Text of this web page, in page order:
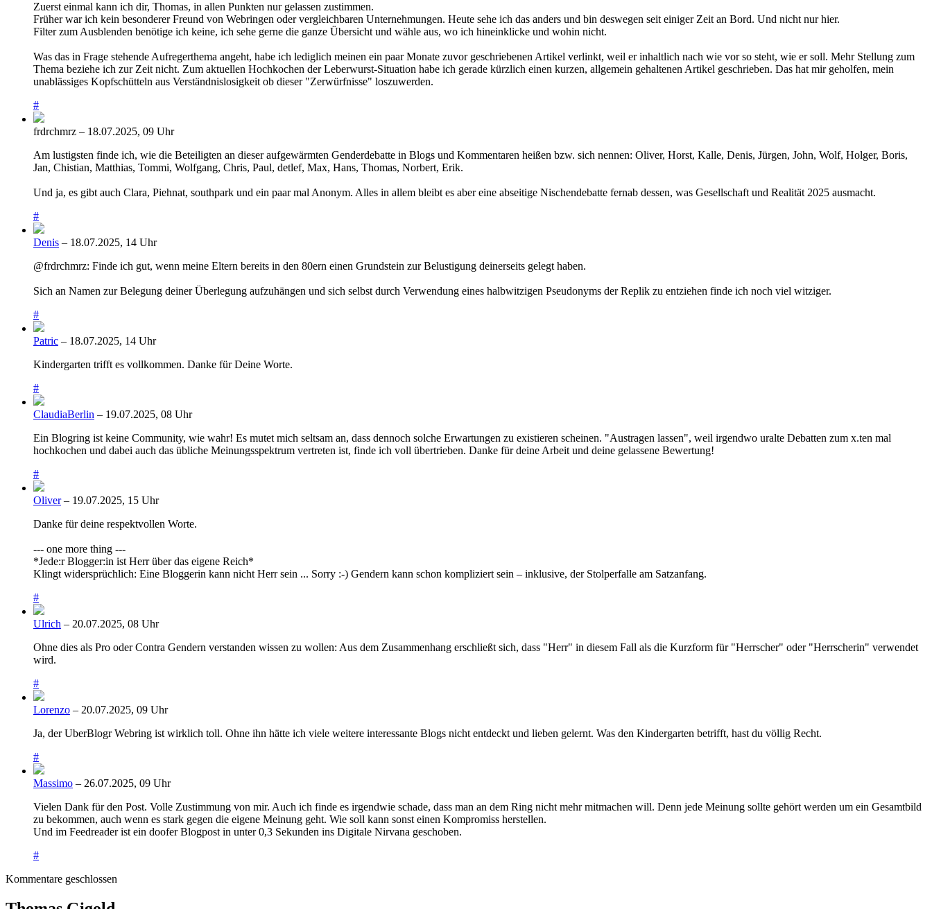
Zuerst einmal kann ich dir, Thomas, in allen Punkten nur gelassen zustimmen.
Früher war ich kein besonderer Freund von Webringen oder vergleichbaren Unternehmungen. Heute sehe ich das anders und bin deswegen seit einiger Zeit an Bord. Und nicht nur hier.
Filter zum Ausblenden benötige ich keine, ich sehe gerne die ganze Übersicht und wähle aus, wo ich hineinklicke und wohin nicht.
Was das in Frage stehende Aufregerthema angeht, habe ich lediglich meinen ein paar Monate zuvor geschriebenen Artikel verlinkt, weil er inhaltlich nach wie vor so steht, wie er soll. Mehr Stellung zum
Thema beziehe ich zur Zeit nicht. Zum aktuellen Hochkochen der Leberwurst-Situation habe ich gerade kürzlich einen kurzen, allgemein gehaltenen Artikel geschrieben. Das hat mir geholfen, mein
unablässiges Kopfschütteln aus Verständnislosigkeit ob dieser "Zerwürfnisse" loszuwerden.
#
frdrchmrz – 18.07.2025, 09 Uhr
Am lustigsten finde ich, wie die Beteiligten an dieser aufgewärmten Genderdebatte in Blogs und Kommentaren heißen bzw. sich nennen: Oliver, Horst, Kalle, Denis, Jürgen, John, Wolf, Holger, Boris,
Jan, Chistian, Matthias, Tommi, Wolfgang, Chris, Paul, detlef, Max, Hans, Thomas, Norbert, Erik.
Und ja, es gibt auch Clara, Piehnat, southpark und ein paar mal Anonym. Alles in allem bleibt es aber eine abseitige Nischendebatte fernab dessen, was Gesellschaft und Realität 2025 ausmacht.
#
Denis – 18.07.2025, 14 Uhr
@frdrchmrz: Finde ich gut, wenn meine Eltern bereits in den 80ern einen Grundstein zur Belustigung deinerseits gelegt haben.
Sich an Namen zur Belegung deiner Überlegung aufzuhängen und sich selbst durch Verwendung eines halbwitzigen Pseudonyms der Replik zu entziehen finde ich noch viel witziger.
#
Patric – 18.07.2025, 14 Uhr
Kindergarten trifft es vollkommen. Danke für Deine Worte.
#
ClaudiaBerlin – 19.07.2025, 08 Uhr
Ein Blogring ist keine Community, wie wahr! Es mutet mich seltsam an, dass dennoch solche Erwartungen zu existieren scheinen. "Austragen lassen", weil irgendwo uralte Debatten zum x.ten mal
hochkochen und dabei auch das übliche Meinungsspektrum vertreten ist, finde ich voll übertrieben. Danke für deine Arbeit und deine gelassene Bewertung!
#
Oliver– 19.07.2025, 15 Uhr
Danke für deine respektvollen Worte.
--- one more thing ---
*Jede:r Blogger:in ist Herr über das eigene Reich*
Klingt widersprüchlich: Eine Bloggerin kann nicht Herr sein ... Sorry :-) Gendern kann schon kompliziert sein – inklusive, der Stolperfalle am Satzanfang.
#
Ulrich – 20.07.2025, 08 Uhr
Ohne dies als Pro oder Contra Gendern verstanden wissen zu wollen: Aus dem Zusammenhang erschließt sich, dass "Herr" in diesem Fall als die Kurzform für "Herrscher" oder "Herrscherin" verwendet
wird.
#
Lorenzo – 20.07.2025, 09 Uhr
Ja, der UberBlogr Webring ist wirklich toll. Ohne ihn hätte ich viele weitere interessante Blogs nicht entdeckt und lieben gelernt. Was den Kindergarten betrifft, hast du völlig Recht.
#
Massimo – 26.07.2025, 09 Uhr
Vielen Dank für den Post. Volle Zustimmung von mir. Auch ich finde es irgendwie schade, dass man an dem Ring nicht mehr mitmachen will. Denn jede Meinung sollte gehört werden um ein Gesamtbild
zu bekommen, auch wenn es stark gegen die eigene Meinung geht. Wie soll kann sonst einen Kompromiss herstellen.
Und im Feedreader ist ein doofer Blogpost in unter 0,3 Sekunden ins Digitale Nirvana geschoben.
#
Kommentare geschlossen